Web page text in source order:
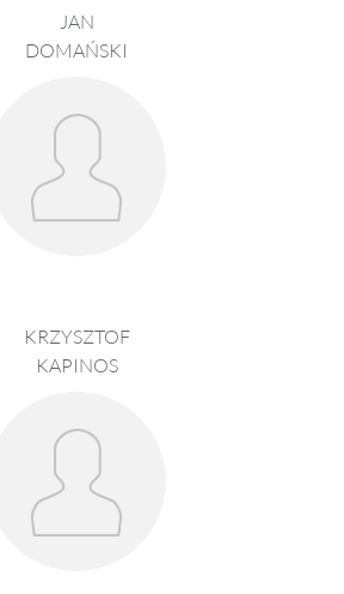
JAN
DOMAŃSKI
KRZYSZTOF
KAPINOS